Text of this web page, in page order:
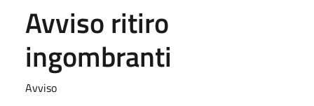
Avviso ritiro
ingombranti
Avviso